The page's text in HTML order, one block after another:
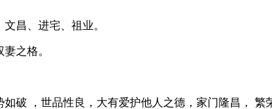
昌、进宅、祖业。
之格。
，世品性良，大有爱护他人之德，家门隆昌， 繁